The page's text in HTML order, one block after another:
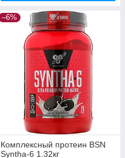
–6%
Комплексный протеин BSN
Syntha-6 1.32кг